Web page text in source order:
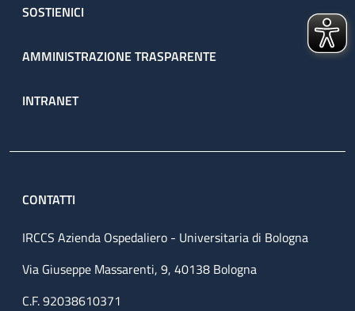
SOSTIENICI
AMMINISTRAZIONE TRASPARENTE
INTRANET
CONTATTI
IRCCS Azienda Ospedaliero - Universitaria di Bologna
Via Giuseppe Massarenti, 9, 40138 Bologna
C.F. 92038610371